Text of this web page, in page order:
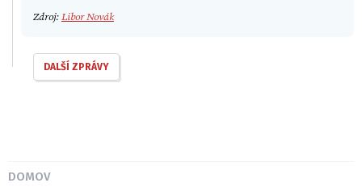
Zdroj:Libor Novák
DALŠÍ ZPRÁVY
DOMOV